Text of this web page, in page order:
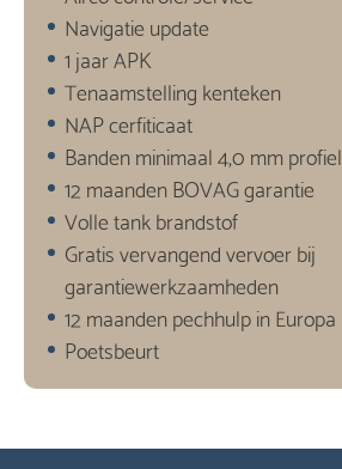
Navigatie update
1 jaar APK
Tenaamstelling kenteken
NAP cerfiticaat
Banden minimaal 4,0 mm profiel
12 maanden BOVAG garantie
Volle tank brandstof
Gratis vervangend vervoer bij
garantiewerkzaamheden
12 maanden pechhulp in Europa
Poetsbeurt